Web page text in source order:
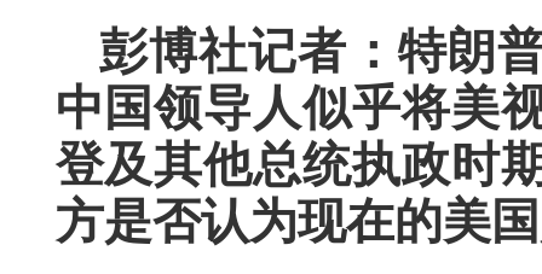
彭博社记者：特朗
中国领导人似乎将美
登及其他总统执政时
方是否认为现在的美